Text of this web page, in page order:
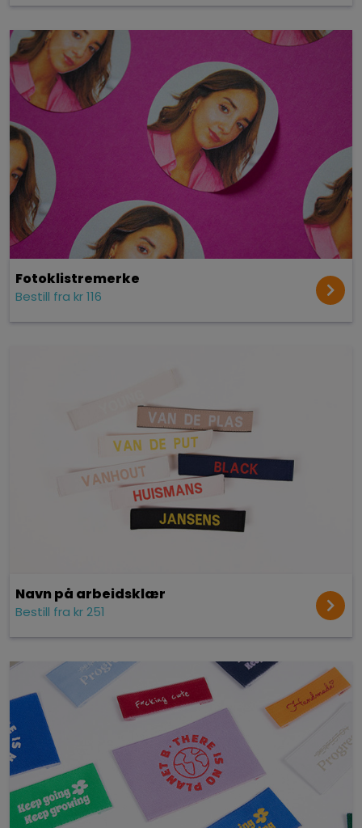
Fotoklistremerke
Bestill fra kr 116
Navn på arbeidsklær
Bestill fra kr 251